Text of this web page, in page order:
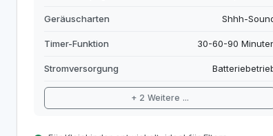
Geräuscharten Shhh-
Timer-Funktion 30-60-90
Stromversorgung
+ 2 Weitere ...